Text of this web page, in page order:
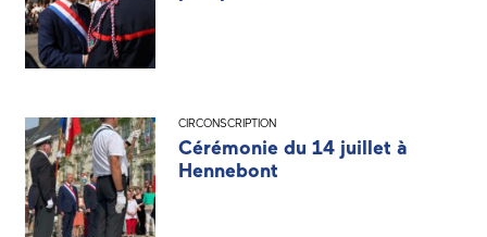
CIRCONSCRIPTION
Cérémonie du 14 juillet à
Hennebont